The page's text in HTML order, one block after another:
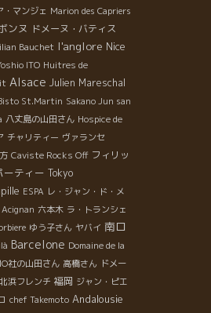
・マンジェ Marion des Capriers
ンヌ ドメーヌ・バティス
Bauchet l'anglore Nice
ITO Huitres de
Alsace Julien Mareschal
St.Martin Sakano Jun san
八丈島の山田さん Hospice de
チャリティー ヴァランセ
Caviste Rocks Off フィリッ
ーティー Tokyo
ESPA レ・ジャン・ド・メ
Acignan 六本木 ラ・トランシェ
ゆう子さん ヤバイ 南ロ
Barcelone Domaine de la
О社の山田さん 高橋さん ドメー
北浜フレンチ 福岡 ジャン・ピエ
chef Takemoto Andalousie